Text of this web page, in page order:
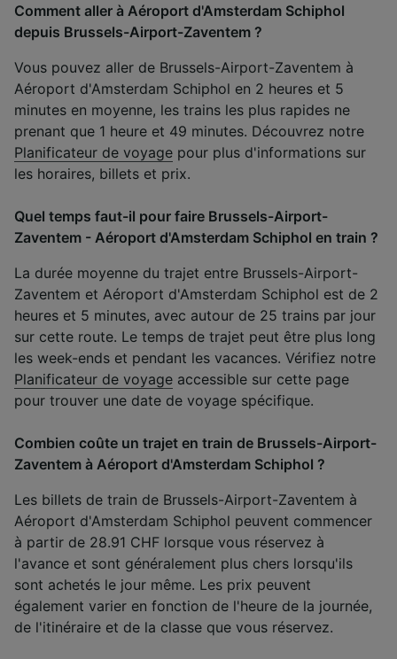
Comment aller à Aéroport d'Amsterdam Schiphol
depuis Brussels-Airport-Zaventem ?
Vous pouvez aller de Brussels-Airport-Zaventem à
Aéroport d'Amsterdam Schiphol en 2 heures et 5
minutes en moyenne, les trains les plus rapides ne
prenant que 1 heure et 49 minutes. Découvrez notre
Planificateur de voyage pour plus d'informations sur
les horaires, billets et prix.
Quel temps faut-il pour faire Brussels-Airport-
Zaventem - Aéroport d'Amsterdam Schiphol en train ?
La durée moyenne du trajet entre Brussels-Airport-
Zaventem et Aéroport d'Amsterdam Schiphol est de 2
heures et 5 minutes, avec autour de 25 trains par jour
sur cette route. Le temps de trajet peut être plus long
les week-ends et pendant les vacances. Vérifiez notre
Planificateur de voyage accessible sur cette page
pour trouver une date de voyage spécifique.
Combien coûte un trajet en train de Brussels-Airport-
Zaventem à Aéroport d'Amsterdam Schiphol ?
Les billets de train de Brussels-Airport-Zaventem à
Aéroport d'Amsterdam Schiphol peuvent commencer
à partir de 28.91 CHF lorsque vous réservez à
l'avance et sont généralement plus chers lorsqu'ils
sont achetés le jour même. Les prix peuvent
également varier en fonction de l'heure de la journée,
de l'itinéraire et de la classe que vous réservez.